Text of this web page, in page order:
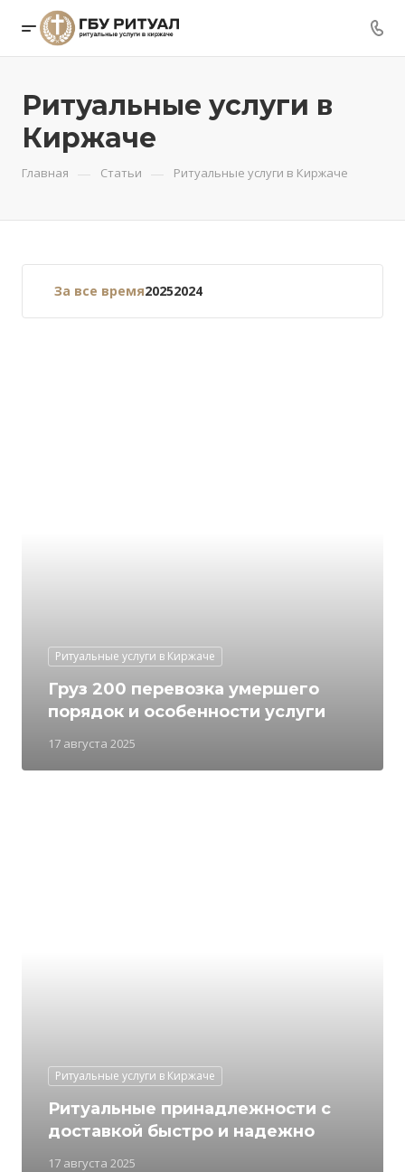
Ритуальные услуги в
Киржаче
Главная — Статьи — Ритуальные услуги в Киржаче
За все время20252024
Ритуальные услуги в Киржаче
17 августа 2025
Груз 200 перевозка умершего
порядок и особенности услуги
Ритуальные услуги в Киржаче
17 августа 2025
Ритуальные принадлежности с
доставкой быстро и надежно